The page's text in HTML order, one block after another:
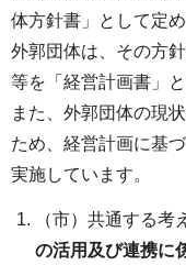
体方針書」として定め
外郭団体は、その方
等を「経営計画書」
また、外郭団体の現
ため、経営計画に基
実施しています。
（市）共通する
の活用及び連携に